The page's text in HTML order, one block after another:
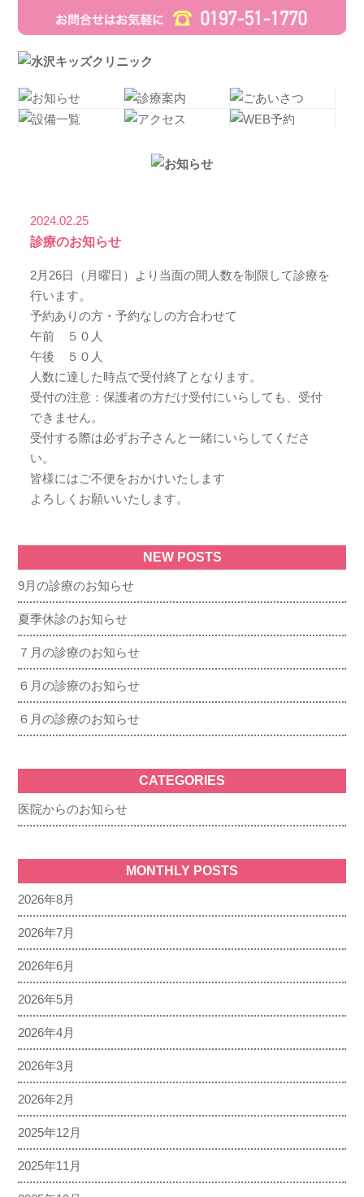
2024.02.25
診療のお知らせ
2月26日（月曜日）より当面の間人数を制限して診療を
行います。
予約ありの方・予約なしの方合わせて
午前 ５０人
午後 ５０人
人数に達した時点で受付終了となります。
受付の注意：保護者の方だけ受付にいらしても、受付
できません。
受付する際は必ずお子さんと一緒にいらしてくださ
い。
皆様にはご不便をおかけいたします
よろしくお願いいたします。
NEW POSTS
9月の診療のお知らせ
夏季休診のお知らせ
７月の診療のお知らせ
６月の診療のお知らせ
６月の診療のお知らせ
CATEGORIES
医院からのお知らせ
MONTHLY POSTS
2026年8月
2026年7月
2026年6月
2026年5月
2026年4月
2026年3月
2026年2月
2025年12月
2025年11月